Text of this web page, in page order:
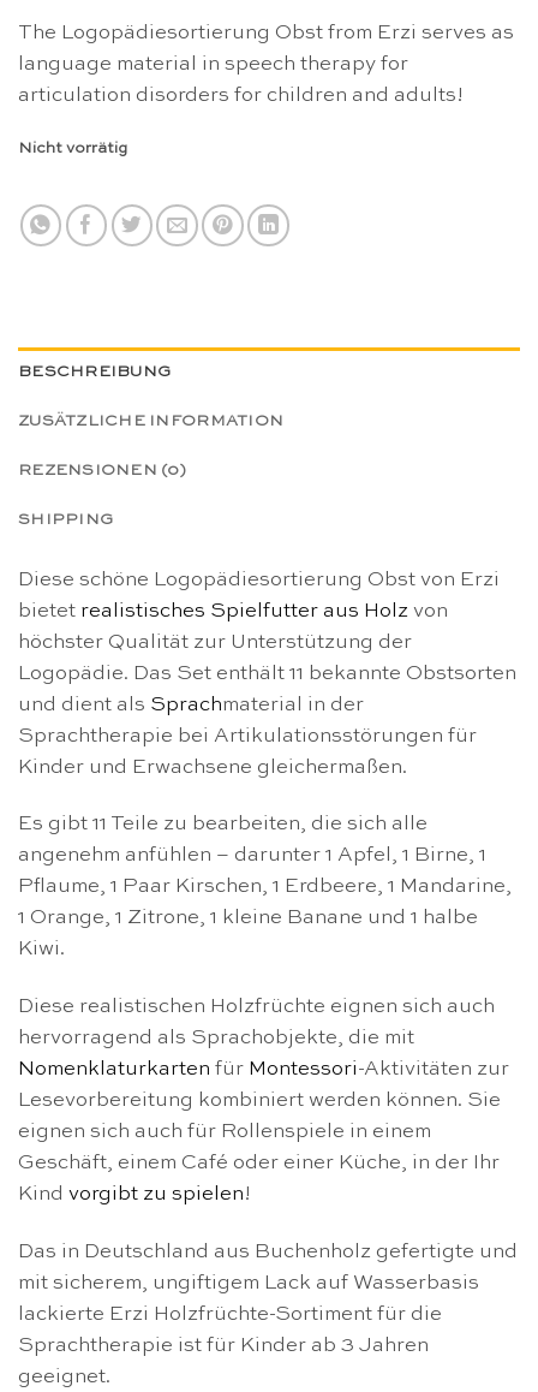
The Logopädiesortierung Obst from Erzi serves as
language material in speech therapy for
articulation disorders for children and adults!
Nicht vorrätig
BESCHREIBUNG
ZUSÄTZLICHE INFORMATION
REZENSIONEN (0)
SHIPPING
Diese schöne Logopädiesortierung Obst von Erzi
bietet realistisches Spielfutter aus Holz von
höchster Qualität zur Unterstützung der
Logopädie. Das Set enthält 11 bekannte Obstsorten
und dient als Sprachmaterial in der
Sprachtherapie bei Artikulationsstörungen für
Kinder und Erwachsene gleichermaßen.
Es gibt 11 Teile zu bearbeiten, die sich alle
angenehm anfühlen – darunter 1 Apfel, 1 Birne, 1
Pflaume, 1 Paar Kirschen, 1 Erdbeere, 1 Mandarine,
1 Orange, 1 Zitrone, 1 kleine Banane und 1 halbe
Kiwi.
Diese realistischen Holzfrüchte eignen sich auch
hervorragend als Sprachobjekte, die mit
Nomenklaturkarten für Montessori-Aktivitäten zur
Lesevorbereitung kombiniert werden können. Sie
eignen sich auch für Rollenspiele in einem
Geschäft, einem Café oder einer Küche, in der Ihr
Kind vorgibt zu spielen!
Das in Deutschland aus Buchenholz gefertigte und
mit sicherem, ungiftigem Lack auf Wasserbasis
lackierte Erzi Holzfrüchte-Sortiment für die
Sprachtherapie ist für Kinder ab 3 Jahren
geeignet.